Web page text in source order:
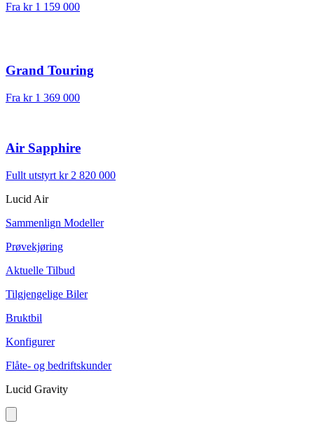
Fra kr 1 159 000
Grand Touring
Fra kr 1 369 000
Air Sapphire
Fullt utstyrt kr 2 820 000
Lucid Air
Sammenlign Modeller
Prøvekjøring
Aktuelle Tilbud
Tilgjengelige Biler
Bruktbil
Konfigurer
Flåte- og bedriftskunder
Lucid Gravity